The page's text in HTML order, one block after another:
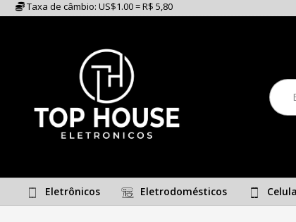
Taxa de câmbio: US$1.00 = R$ 5,80
Eletrônicos Eletrodomésticos